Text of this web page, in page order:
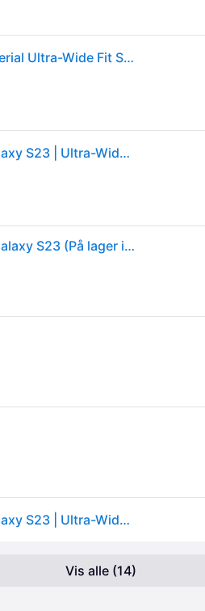
Samsung Galaxy S23 PanzerGlass AntiBacterial Ultra-Wide Fit Skærmbeskyttelsesglas - EasyAligner - Diamond Strength - Gennemsigtig
PanzerGlass Screen Protector Samsung Galaxy S23 | Ultra-Wide Fit w. EasyAligner
PanzerGlass skærmbeskyttelse Samsung Galaxy S23 (På lager i butik)
PanzerGlass Screen Protector Samsung Galaxy S23 | Ultra-Wide Fit w. EasyAligner
Vis alle (14)